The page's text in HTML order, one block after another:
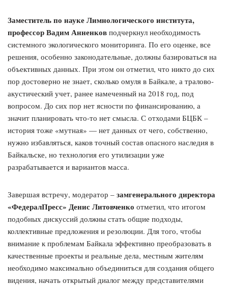
Заместитель по науке Лимнологического института,
профессор Вадим Анненков подчеркнул необходимость
системного экологического мониторинга. По его оценке, все
решения, особенно законодательные, должны базироваться на
объективных данных. При этом он отметил, что никто до сих
пор достоверно не знает, сколько омуля в Байкале, а тралово-
акустический учет, ранее намеченный на 2018 год, под
вопросом. До сих пор нет ясности по финансированию, а
значит планировать что-то нет смысла. С отходами БЦБК –
история тоже «мутная» — нет данных от чего, собственно,
нужно избавляться, каков точный состав опасного наследия в
Байкальске, но технология его утилизации уже
разрабатывается и вариантов масса.
Завершая встречу, модератор – замгенерального директора
«ФедералПресс» Денис Литовченко отметил, что итогом
подобных дискуссий должны стать общие подходы,
коллективные предложения и резолюции. Для того, чтобы
внимание к проблемам Байкала эффективно преобразовать в
качественные проекты и реальные дела, местным жителям
необходимо максимально объединиться для создания общего
видения, начать открытый диалог между представителями